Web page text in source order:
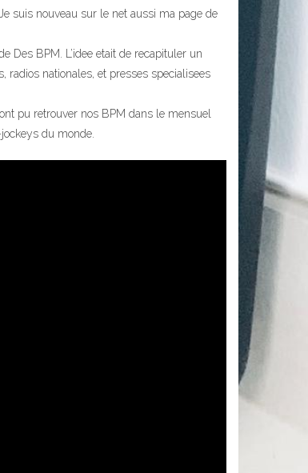
suis nouveau sur le net aussi ma page de
Des BPM. L’idee etait de recapituler un
radios nationales, et presses specialisees
pu retrouver nos BPM dans le mensuel
du monde.